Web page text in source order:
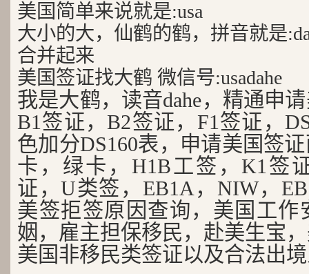
美国简单来说就是:usa
大小的大，仙鹤的鹤，拼音就是
合并起来
美国签证找大鹤 微信号:usadahe
我是大鹤，读音dahe，精通申
B1签证，B2签证，F1签证，
色加分DS160表，申请美国签
卡，绿卡，H1B工签，K1签
证，U类签，EB1A，NIW，
美签拒签原因查询，美国工作
姻，雇主担保移民，赴美生宝
美国非移民类签证以及合法出